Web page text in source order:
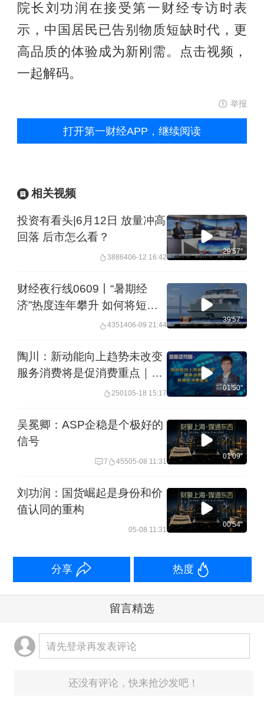
院长刘功润在接受第一财经专访时表
示，中国居民已告别物质短缺时代，更
高品质的体验成为新刚需。点击视频，
一起解码。
举报
打开第一财经APP，继续阅读
相关视频
投资有看头|6月12日 放量冲高
回落 后市怎么看？
3886406-12 16:42
29'57''
财经夜行线0609丨“暑期经
济”热度连年攀升 如何将短期
红利转化为长效增长动能？
4351406-09 21:44
39'57''
陶川：新动能向上趋势未改变
服务消费将是促消费重点｜首
250105-18 15:17
01'50''
吴冕卿：ASP企稳是个极好的
信号
7 45505-08 11:31
01'09''
刘功润：国货崛起是身份和价
值认同的重构
05-08 11:31
00'54''
分享 热度
留言精选
请先登录再发表评论
还没有评论，快来抢沙发吧！